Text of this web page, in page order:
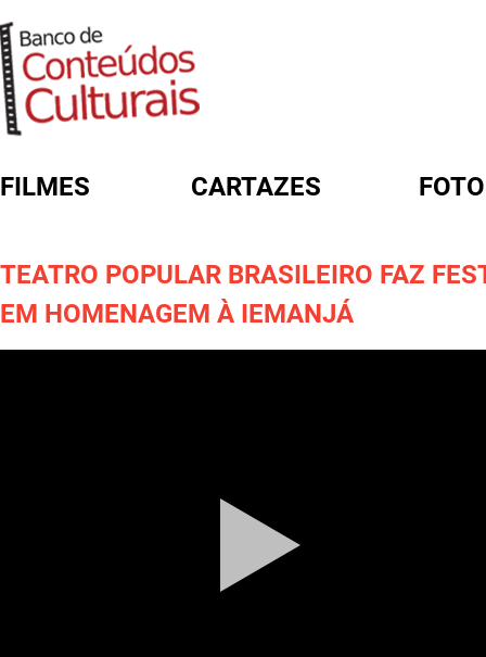
FILMES CARTAZES
TEATRO POPULAR BRASILEIRO FAZ
EM HOMENAGEM À IEMANJÁ